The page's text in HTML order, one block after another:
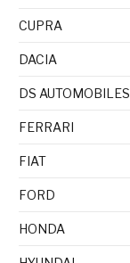
CUPRA
DACIA
DS AUTOMOBILES
FERRARI
FIAT
FORD
HONDA